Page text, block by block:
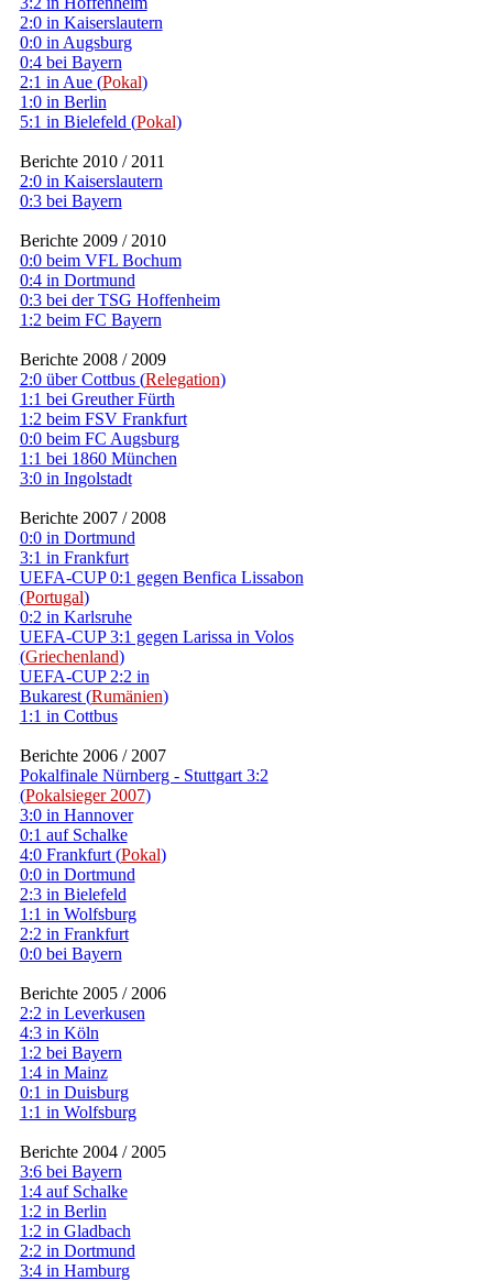
2:0 in Kaiserslautern
0:0 in Augsburg
0:4 bei Bayern
2:1 in Aue (Pokal)
1:0 in Berlin
5:1 in Bielefeld (Pokal)
Berichte 2010 / 2011
2:0 in Kaiserslautern
0:3 bei Bayern
Berichte 2009 / 2010
0:0 beim VFL Bochum
0:4 in Dortmund
0:3 bei der TSG Hoffenheim
1:2 beim FC Bayern
Berichte 2008 / 2009
2:0 über Cottbus (Relegation)
1:1 bei Greuther Fürth
1:2 beim FSV Frankfurt
0:0 beim FC Augsburg
1:1 bei 1860 München
3:0 in Ingolstadt
Berichte 2007 / 2008
0:0 in Dortmund
3:1 in Frankfurt
UEFA-CUP 0:1 gegen Benfica Lissabon
(Portugal)
0:2 in Karlsruhe
UEFA-CUP 3:1 gegen Larissa in Volos
(Griechenland)
UEFA-CUP 2:2 in
Bukarest (Rumänien)
1:1 in Cottbus
Berichte 2006 / 2007
Pokalfinale Nürnberg - Stuttgart 3:2
(Pokalsieger 2007)
3:0 in Hannover
0:1 auf Schalke
4:0 Frankfurt (Pokal)
0:0 in Dortmund
2:3 in Bielefeld
1:1 in Wolfsburg
2:2 in Frankfurt
0:0 bei Bayern
Berichte 2005 / 2006
2:2 in Leverkusen
4:3 in Köln
1:2 bei Bayern
1:4 in Mainz
0:1 in Duisburg
1:1 in Wolfsburg
Berichte 2004 / 2005
3:6 bei Bayern
1:4 auf Schalke
1:2 in Berlin
1:2 in Gladbach
2:2 in Dortmund
3:4 in Hamburg